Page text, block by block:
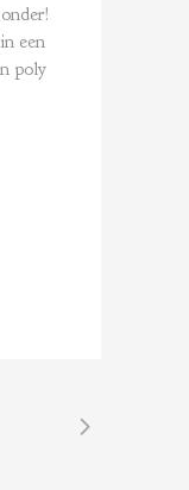
een
poly